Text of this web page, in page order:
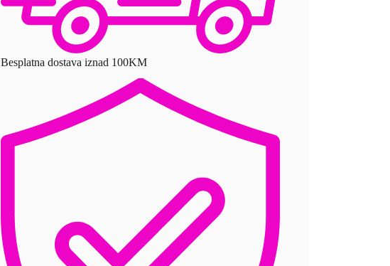
Besplatna dostava iznad 100KM